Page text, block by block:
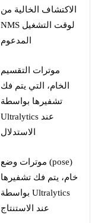
الاكتشاف الخالية من
NMS لوقت التشغيل
المدعوم
موترات التقسيم
الخام، التي يتم فك
تشفيرها بواسطة
Ultralytics عند
الاستدلال
موترات وضع (pose)
خام، يتم فك تشفيرها
بواسطة Ultralytics
عند الاستنتاج